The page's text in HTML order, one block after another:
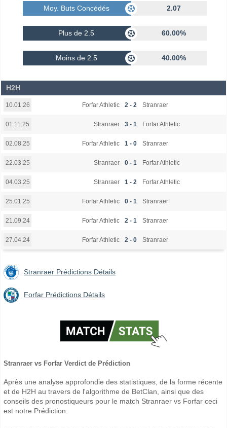
Moy. Buts Concédés 2.07
Plus de 2.5 60.00%
Moins de 2.5 40.00%
H2H
10.01.26 Forfar Athletic 2 - 2 Stranraer
01.11.25 Stranraer 3 - 1 Forfar Athletic
02.08.25 Forfar Athletic 1 - 0 Stranraer
22.03.25 Stranraer 0 - 1 Forfar Athletic
04.03.25 Stranraer 1 - 2 Forfar Athletic
25.01.25 Forfar Athletic 0 - 1 Stranraer
21.09.24 Forfar Athletic 2 - 1 Stranraer
27.04.24 Forfar Athletic 2 - 0 Stranraer
Stranraer Prédictions Détails
Forfar Prédictions Détails
Stranraer vs Forfar Verdict de Prédiction
Après une analyse approfondie des statistiques, de la forme récente
et de H2H au travers de l'algorithme de BetClan, ainsi que des
conseils des pronostiqueurs pour le match Stranraer vs Forfar ceci
est notre Prédiction: